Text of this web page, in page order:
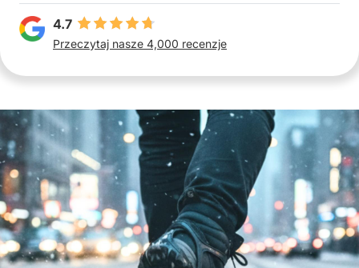
4.7
Przeczytaj nasze 4,000 recenzje